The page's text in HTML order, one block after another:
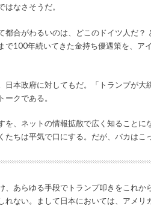
なさそうだ。
都合がわるいのは、どこのドイツ人だ？
で100年続いてきた金持ち優遇策を、ア
日本政府に対してもだ。「トランプが大
クである。
、ネットの情報拡散で広く知ることに
ちは平気で口にする。だが、バカはこ
あらゆる手段でトランプ叩きをこれか
れない。まして日本においては、アメリ